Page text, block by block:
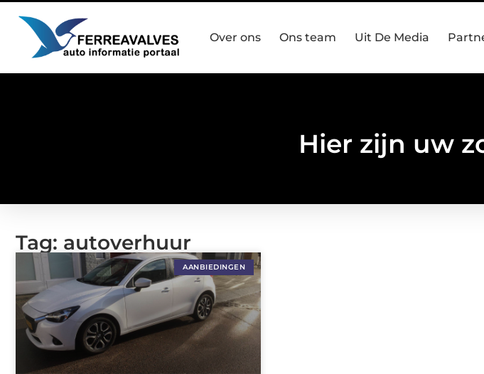
Over ons Ons team Uit De Media
Hier zijn uw
Tag: autoverhuur
AANBIEDINGEN